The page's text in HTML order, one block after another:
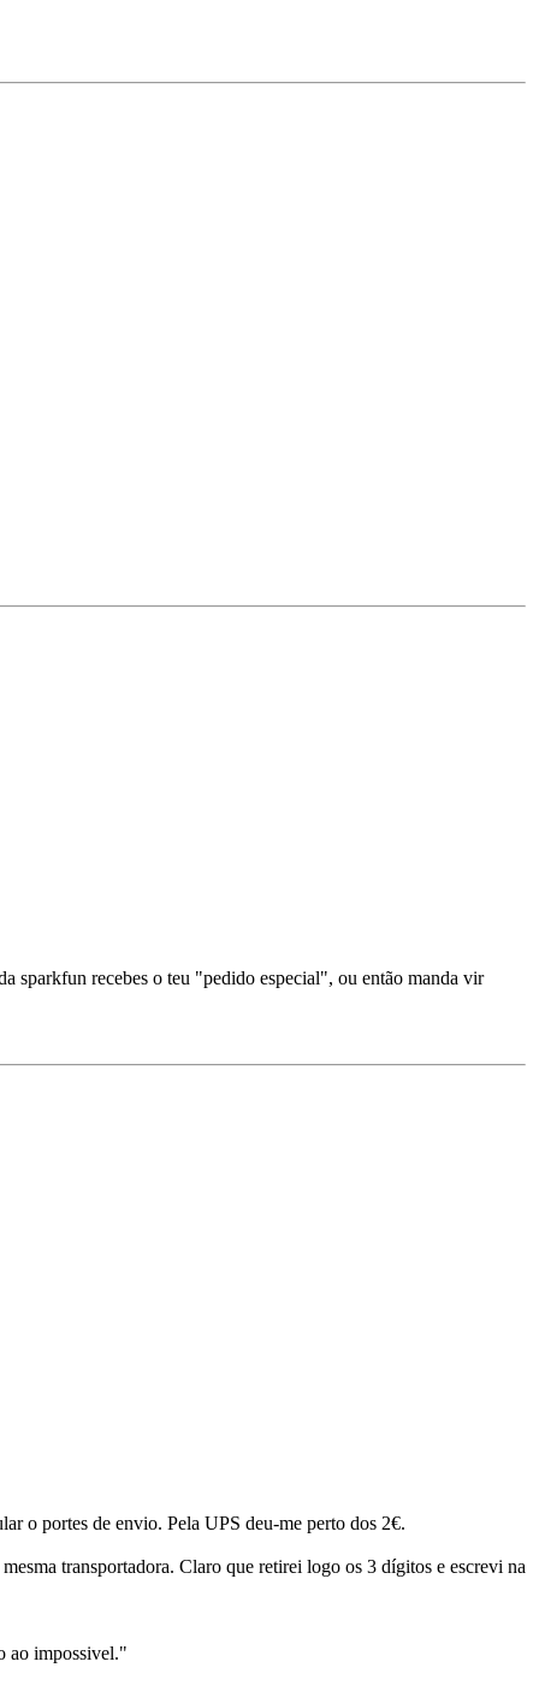
sparkfun recebes o teu "pedido especial", ou então manda vir
o portes de envio. Pela UPS deu-me perto dos 2€.
transportadora. Claro que retirei logo os 3 dígitos e escrevi na
ao impossivel."